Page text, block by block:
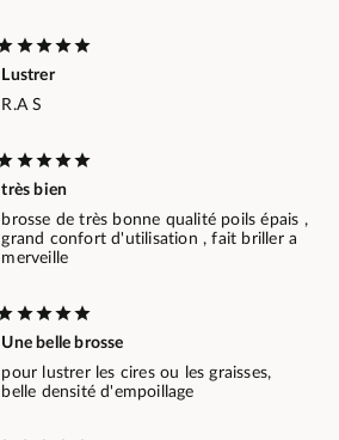
Lustrer
R.A S
très bien
brosse de très bonne qualité poils épais ,
grand confort d'utilisation , fait briller a
merveille
Une belle brosse
pour lustrer les cires ou les graisses,
belle densité d'empoillage